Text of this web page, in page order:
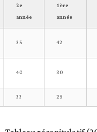
1ère
année
2e
année
42
35
30
40
25
33